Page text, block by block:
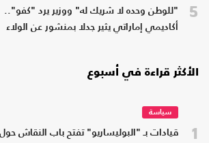
5
"للوطن وحده لا شريك له" ووزير يرد "كفو"..
أكاديمي إماراتي يثير جدلا بمنشور عن الولاء
الأكثر قراءة في أسبوع
1
سياسة
قيادات بـ "البوليساريو" تفتح باب النقاش